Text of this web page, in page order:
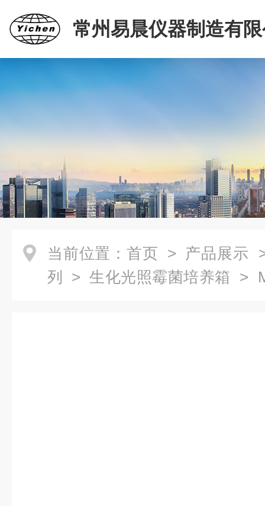
常州易晨仪器制造有
当前位置： 首页 > 产品展示
列
> 生化光照霉菌培养箱 >